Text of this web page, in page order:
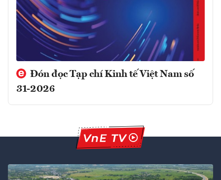
Đón đọc Tạp chí Kinh tế Việt Nam số
31-2026